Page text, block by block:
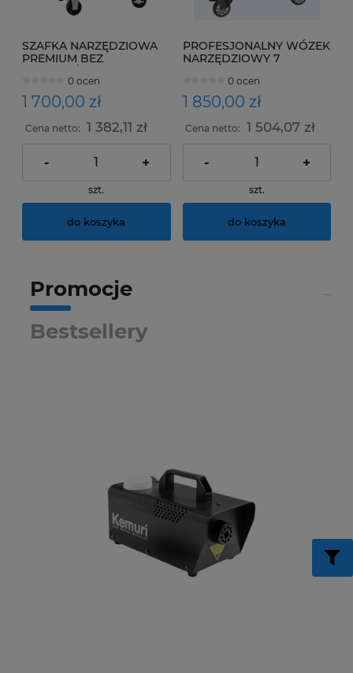
SZAFKA NARZĘDZIOWA
PREMIUM BEZ
0 ocen
1 700,00 zł
Cena netto: 1 382,11 zł
- +
szt.
do koszyka
PROFESJONALNY WÓZEK
NARZĘDZIOWY 7
0 ocen
1 850,00 zł
Cena netto: 1 504,07 zł
- +
szt.
do koszyka
Promocje
Bestsellery